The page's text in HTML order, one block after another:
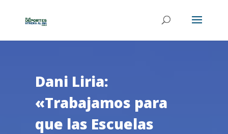
Dani Liria:
«Trabajamos para
que las Escuelas